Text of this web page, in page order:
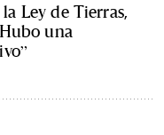
Ley de Tierras,
una